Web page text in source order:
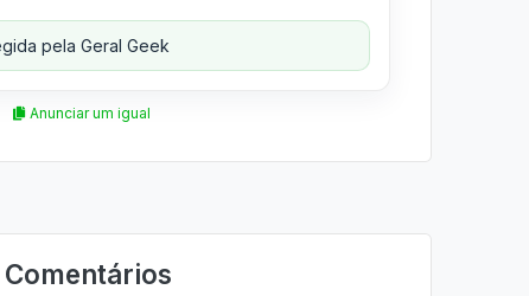
pela Geral Geek
Anunciar um igual
Comentários